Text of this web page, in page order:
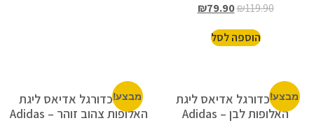
₪119.90
₪79.90
הוספה לסל
מבצע!
כדור כדורגל אדיאס ליגת
האלופות לבן – Adidas
מבצע!
כדור כדורגל אדיאס ליגת
האלופות צהוב זוהר – Adidas